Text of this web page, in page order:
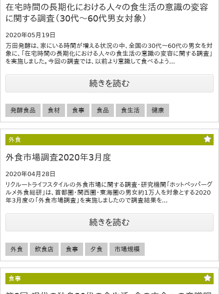
在宅時間の長期化における人々の食生活の意識の変容
に関する調査（30代～60代男女対象）
2020年05月19日
万田発酵は、家にいる時間が増える状況の中、全国の30代～60代の男女を対
象に、「在宅時間の長期化における人々の食生活の意識の変容に関する調査」
を実施しました。今回の調査では、以前より意識して食べるよう...
続きを読む
発酵食品 食材 食事 食品 食生活 健康
外食
外食市場調査2020年3月度
2020年04月28日
リクルートライフスタイルの外食市場に関する調査・研究機関「ホットペッパーグ
ルメ外食総研」は、首都圏・関西圏・東海圏の男女約1万人を対象とする2020
年3月度の「外食市場調査」を実施しましたので調査結果を...
続きを読む
外食 飲食店 食事 夕食 市場規模
食事